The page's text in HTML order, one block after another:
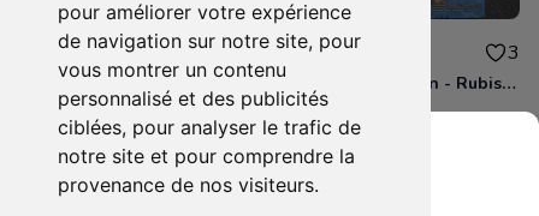
pour améliorer votre expérience
de navigation sur notre site, pour
vous montrer un contenu
personnalisé et des publicités
ciblées, pour analyser le trafic de
notre site et pour comprendre la
provenance de nos visiteurs.
3.00€ 0
BD - Les Simpson - Sous les projecteurs - Tome 13
4.00€ 3
Manga - Pokémon - Rubis et Saphir - Tome 1